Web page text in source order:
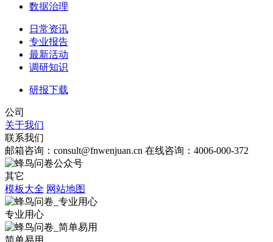
数据治理
日常资讯
专业报告
最新活动
调研知识
研报下载
公司
关于我们
联系我们
邮箱咨询：consult@fnwenjuan.cn 在线咨询：4006-000-372
其它
模板大全 网站地图
专业用心
简单易用